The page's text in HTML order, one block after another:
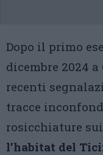
Dopo il primo
dicembre 2024 a
recenti
tracce
rosicchiature
l’habitat del